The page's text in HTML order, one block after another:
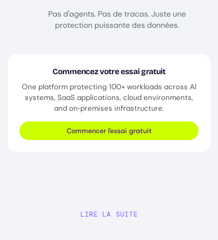
Pas d'agents. Pas de tracas. Juste une
protection puissante des données.
Commencez votre essai gratuit
One platform protecting 100+ workloads across AI
systems, SaaS applications, cloud environments,
and on‑premises infrastructure.
Commencer l'essai gratuit
LIRE LA SUITE